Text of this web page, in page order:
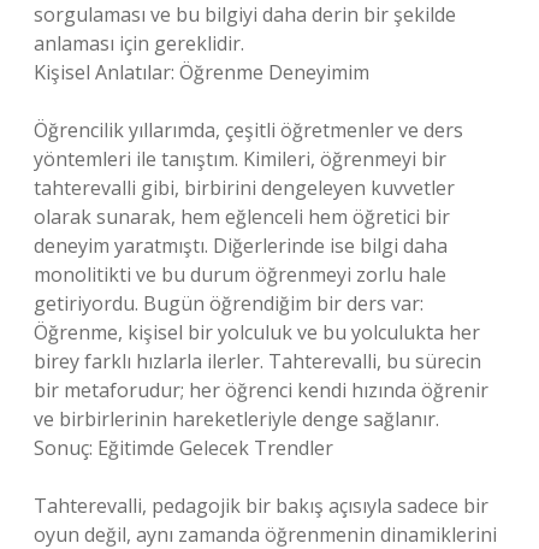
sorgulaması ve bu bilgiyi daha derin bir şekilde
anlaması için gereklidir.
Kişisel Anlatılar: Öğrenme Deneyimim
Öğrencilik yıllarımda, çeşitli öğretmenler ve ders
yöntemleri ile tanıştım. Kimileri, öğrenmeyi bir
tahterevalli gibi, birbirini dengeleyen kuvvetler
olarak sunarak, hem eğlenceli hem öğretici bir
deneyim yaratmıştı. Diğerlerinde ise bilgi daha
monolitikti ve bu durum öğrenmeyi zorlu hale
getiriyordu. Bugün öğrendiğim bir ders var:
Öğrenme, kişisel bir yolculuk ve bu yolculukta her
birey farklı hızlarla ilerler. Tahterevalli, bu sürecin
bir metaforudur; her öğrenci kendi hızında öğrenir
ve birbirlerinin hareketleriyle denge sağlanır.
Sonuç: Eğitimde Gelecek Trendler
Tahterevalli, pedagojik bir bakış açısıyla sadece bir
oyun değil, aynı zamanda öğrenmenin dinamiklerini